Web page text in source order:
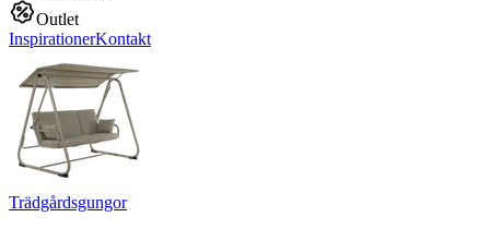
Outlet
InspirationerKontakt
Trädgårdsgungor